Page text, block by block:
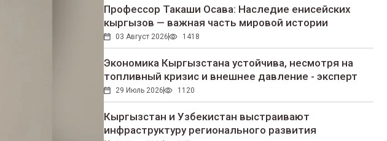
Профессор Такаши Осава: Наследие енисейских
кыргызов — важная часть мировой истории
03 Август 2026 1418
Экономика Кыргызстана устойчива, несмотря на
топливный кризис и внешнее давление - эксперт
29 Июль 2026 1120
Кыргызстан и Узбекистан выстраивают
инфраструктуру регионального развития